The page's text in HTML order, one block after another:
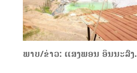
ພາບ/ຂ່າວ: ແສງພອນ ອິນນະລົງ.